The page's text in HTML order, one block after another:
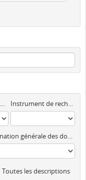
Document numérique disponible Instrument de recherche
Dénomination générale des documents
Toutes les descriptions